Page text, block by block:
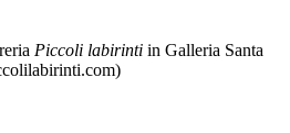
Piccoli labirinti in Galleria Santa